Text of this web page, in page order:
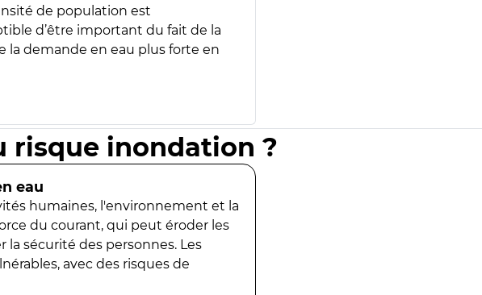
de population est
d’être important du fait de la
demande en eau plus forte en
risque inondation ?
eau
humaines, l'environnement et la
du courant, qui peut éroder les
sécurité des personnes. Les
avec des risques de